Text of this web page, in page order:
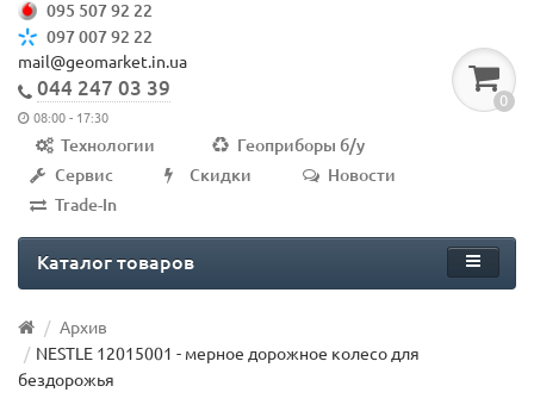
095 507 92 22
097 007 92 22
mail@geomarket.in.ua
044 247 03 39
08:00 - 17:30
0
Технологии
Геоприборы б/у
Сервис
Скидки
Новости
Trade-In
Каталог товаров
Архив
NESTLE 12015001 - мерное дорожное колесо для
бездорожья